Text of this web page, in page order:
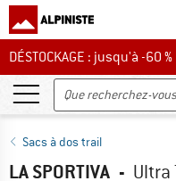
DÉSTOCKAGE : jusqu'à -60 %
DÉSTOCKAGE : jusqu'à -60
Sacs à dos trail
LA SPORTIVA - Ultra